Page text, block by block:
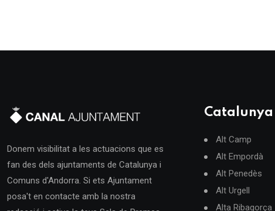
Donem visibilitat a les actuacions que es
fan des dels ajuntaments de Catalunya i
Comuns d'Andorra. Si ets Ajuntament
posa't en contacte amb la nostra
Catalunya
Alt Camp
Alt Empordà
Alt Penedès
Alt Urgell
Alta Ribagorça